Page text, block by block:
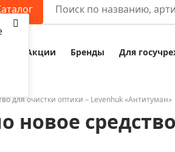
для микроскопов
для зрительных труб
Акции Бренды Для
для очистки оптики – Levenhuk «Антитуман»
новое